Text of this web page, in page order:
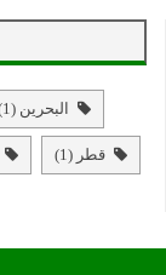
البحرين (1)
قطر (1)